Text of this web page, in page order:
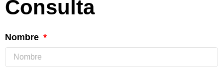
Consulta
Nombre